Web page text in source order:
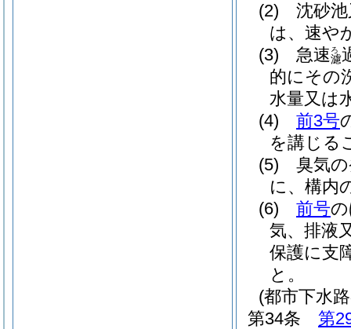
(2)
沈砂
は、速や
(3)
急速濾
ろ
的にその
水量又は
(4)
前3号
を講じる
(5)
臭気
に、構内
(6)
前号
気、排液
保護に支
と。
(都市下水
第34条
第